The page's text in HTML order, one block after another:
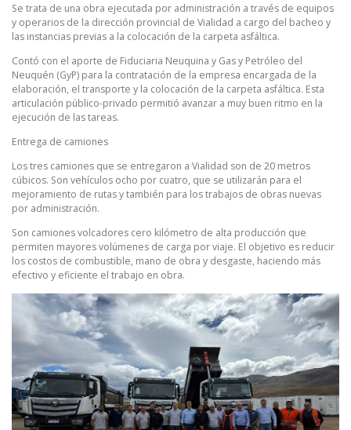
Se trata de una obra ejecutada por administración a través de equipos
y operarios de la dirección provincial de Vialidad a cargo del bacheo y
las instancias previas a la colocación de la carpeta asfáltica.
Contó con el aporte de Fiduciaria Neuquina y Gas y Petróleo del
Neuquén (GyP) para la contratación de la empresa encargada de la
elaboración, el transporte y la colocación de la carpeta asfáltica. Esta
articulación público-privado permitió avanzar a muy buen ritmo en la
ejecución de las tareas.
Entrega de camiones
Los tres camiones que se entregaron a Vialidad son de 20 metros
cúbicos. Son vehículos ocho por cuatro, que se utilizarán para el
mejoramiento de rutas y también para los trabajos de obras nuevas
por administración.
Son camiones volcadores cero kilómetro de alta producción que
permiten mayores volúmenes de carga por viaje. El objetivo es reducir
los costos de combustible, mano de obra y desgaste, haciendo más
efectivo y eficiente el trabajo en obra.